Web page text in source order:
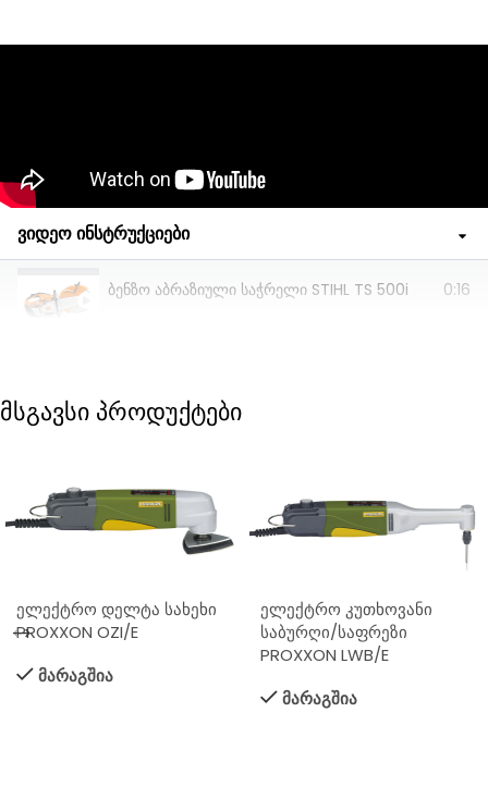
ვიდეო ინსტრუქციები
ბენზო აბრაზიული საჭრელი STIHL TS 500i 0:16
მსგავსი პროდუქტები
ელექტრო დელტა სახეხი
PROXXON OZI/E
მარაგშია
ელექტრო კუთხოვანი
საბურღი/საფრეზი
PROXXON LWB/E
მარაგშია